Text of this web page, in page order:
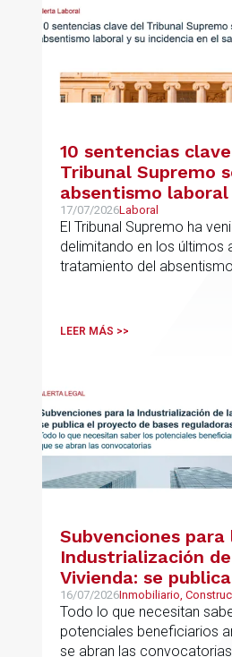
10 sentencias
Tribunal Supremo
absentismo laboral
incidencia en el
17/07/2026Laboral
El Tribunal Supremo ha
delimitando en los últimos
tratamiento del
asistencia, complementos
LEER MÁS >>
Subvenciones para
Industrialización
Vivienda: se
proyecto de bases
reguladoras
16/07/2026Inmobiliario,
Urbanismo
Todo lo que necesitan
potenciales beneficiarios
se abran las convocatorias